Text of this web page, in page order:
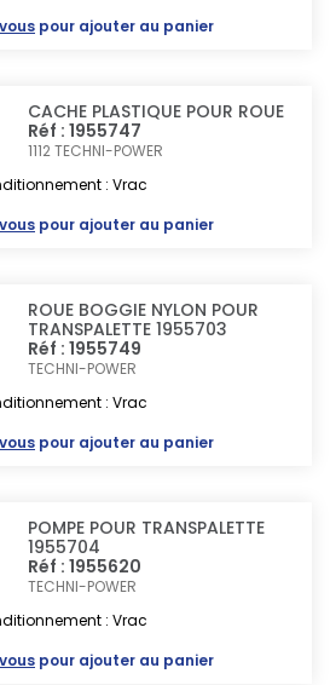
pour ajouter au panier
CACHE PLASTIQUE POUR ROUE
Réf : 1955747
1112TECHNI-POWER
: Vrac
pour ajouter au panier
ROUE BOGGIE NYLON POUR
TRANSPALETTE 1955703
Réf : 1955749
TECHNI-POWER
: Vrac
pour ajouter au panier
POMPE POUR TRANSPALETTE
1955704
Réf : 1955620
TECHNI-POWER
: Vrac
pour ajouter au panier